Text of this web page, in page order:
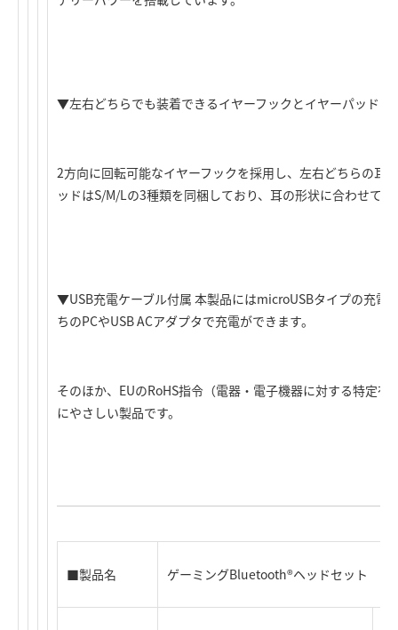
▼左右どちらでも装着できるイヤーフックとイヤーパッドを
2方向に回転可能なイヤーフックを採用し、左右どちらの耳
ッドはS/M/Lの3種類を同梱しており、耳の形状に合わせて
▼USB充電ケーブル付属 本製品にはmicroUSBタイプの充電
ちのPCやUSB ACアダプタで充電ができます。
そのほか、EUのRoHS指令（電器・電子機器に対する特定
にやさしい製品です。
■製品名 ゲーミングBluetooth®ヘッドセット